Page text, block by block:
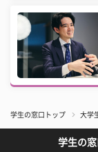
学生の窓口トップ 大学
学生の